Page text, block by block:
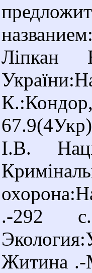
Ліпкан
І.В.
.-292
Житина .-